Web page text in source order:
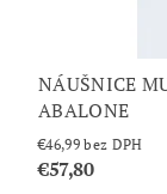
NÁUŠNICE
ABALONE
€46,99 bez DPH
€57,80